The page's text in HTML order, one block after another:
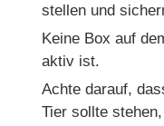
stellen und
Keine Box auf
aktiv ist.
Achte darauf,
Tier sollte